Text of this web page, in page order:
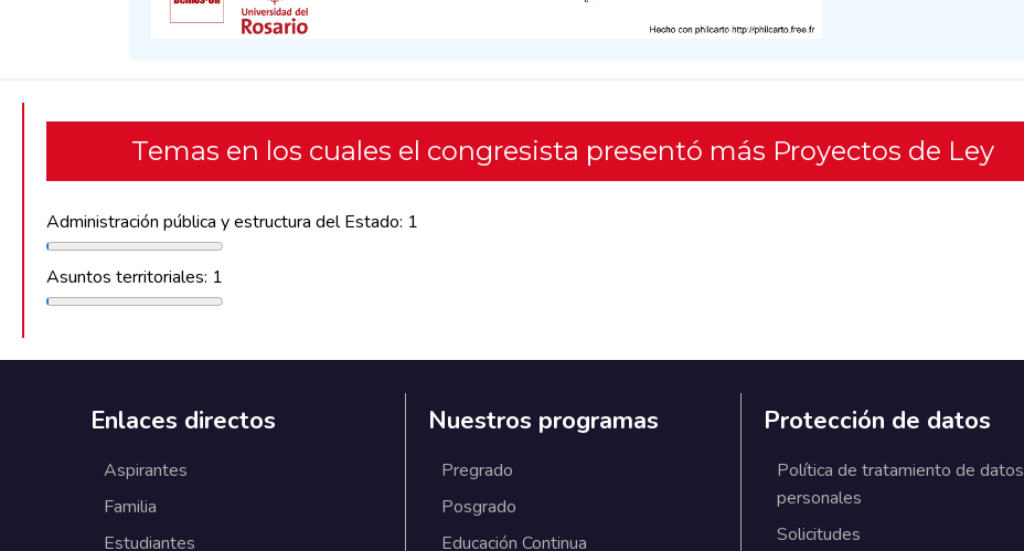
Temas en los cuales el congresista presentó más Proyectos de Ley
Administración pública y estructura del Estado: 1
Asuntos territoriales: 1
Enlaces directos
Aspirantes
Familia
Estudiantes
Nuestros programas
Pregrado
Posgrado
Educación Continua
Protección de datos
Política de tratamiento de datos
personales
Solicitudes